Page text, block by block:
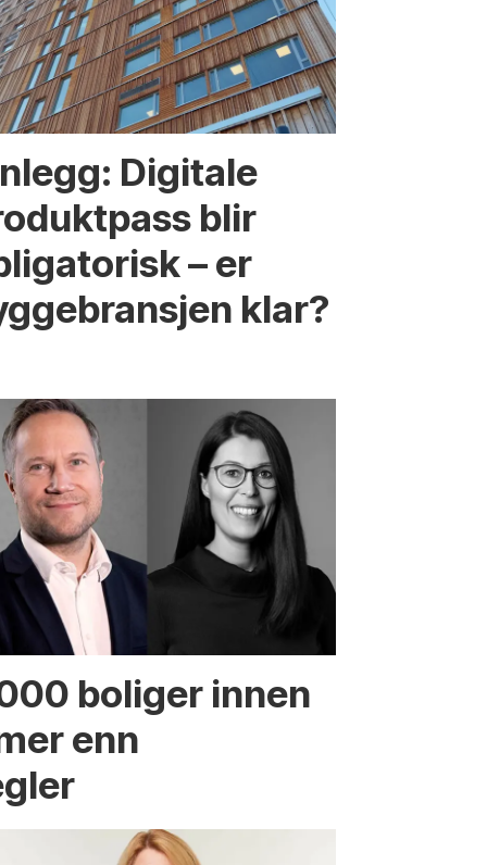
Digitale
blir
– er
klar?
boliger innen
enn